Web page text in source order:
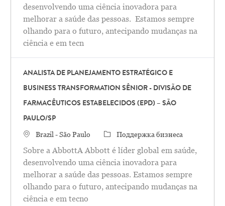
desenvolvendo uma ciência inovadora para
melhorar a saúde das pessoas. Estamos sempre
olhando para o futuro, antecipando mudanças na
ciência e em tecn
ANALISTA DE PLANEJAMENTO ESTRATÉGICO E
BUSINESS TRANSFORMATION SÊNIOR - DIVISÃO DE
FARMACÊUTICOS ESTABELECIDOS (EPD) – SÃO
PAULO/SP
Местоположение
Brazil - São Paulo категория
Поддержка бизнеса
Sobre a AbbottA Abbott é líder global em saúde,
desenvolvendo uma ciência inovadora para
melhorar a saúde das pessoas. Estamos sempre
olhando para o futuro, antecipando mudanças na
ciência e em tecno